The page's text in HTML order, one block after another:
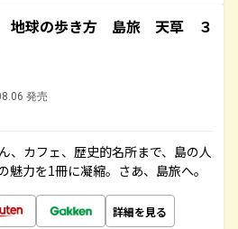
地球の歩き方 島旅 天草 ３
発売
、カフェ、歴史的名所まで、島の人
魅力を1冊に凝縮。さあ、島旅へ。
詳細を見る